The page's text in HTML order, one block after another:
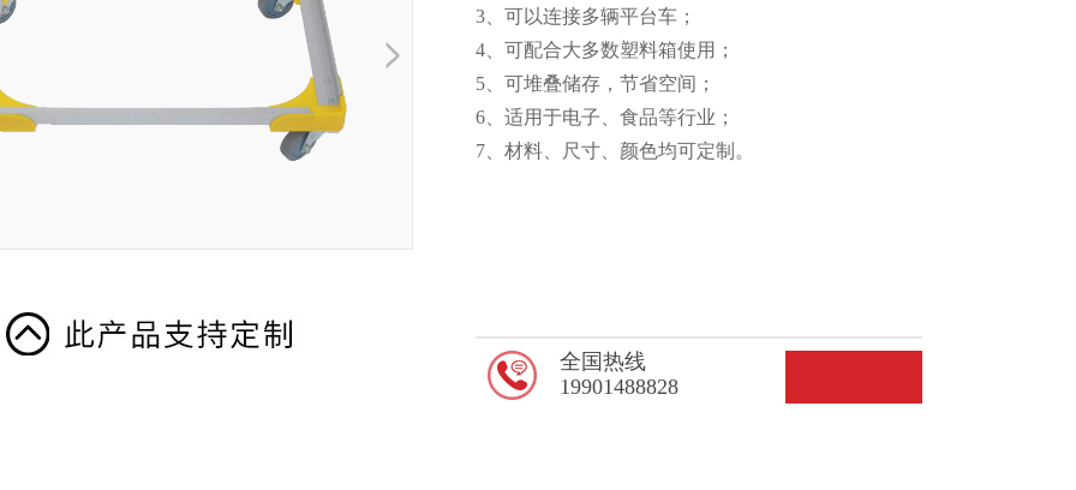
3、可以连接多辆平台车；
4、可配合大多数塑料箱使用；
5、可堆叠储存，节省空间；
6、适用于电子、食品等行业；
7、材料、尺寸、颜色均可定制。
全国热线
19901488828